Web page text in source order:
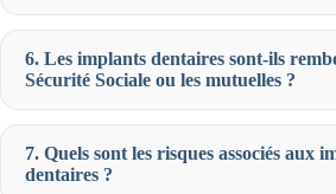
6. Les implants dentaires sont-ils
Sécurité Sociale ou les mutuelles ?
7. Quels sont les risques associés aux
dentaires ?